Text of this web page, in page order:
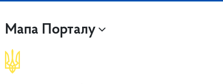
Мапа Порталу